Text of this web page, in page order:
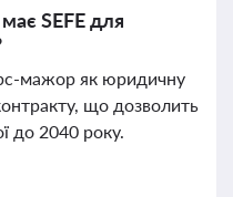
SEFE для
мажор як юридичну
що дозволить
до 2040 року.